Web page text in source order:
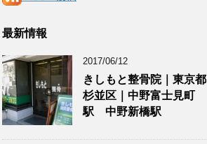
最新情報
2017/06/12
きしもと整骨院｜東京都
杉並区｜中野富士見町
駅 中野新橋駅